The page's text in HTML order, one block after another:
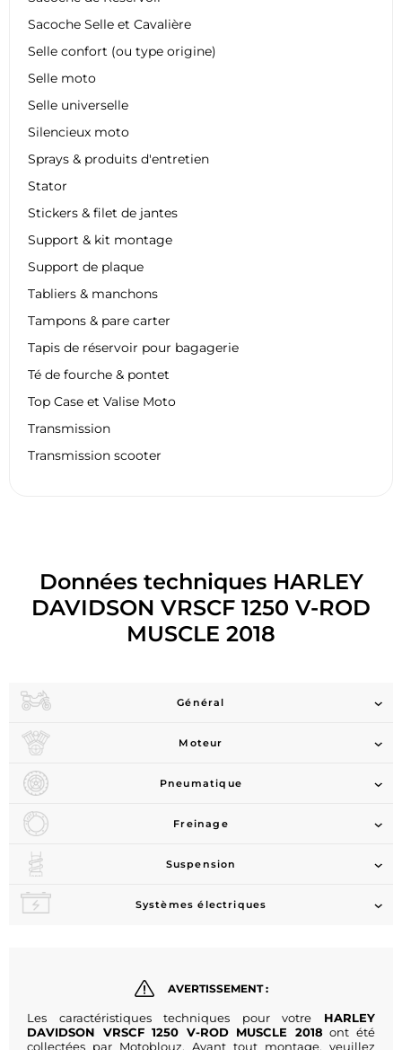
Sacoche Selle et Cavalière
Selle confort (ou type origine)
Selle moto
Selle universelle
Silencieux moto
Sprays & produits d'entretien
Stator
Stickers & filet de jantes
Support & kit montage
Support de plaque
Tabliers & manchons
Tampons & pare carter
Tapis de réservoir pour bagagerie
Té de fourche & pontet
Top Case et Valise Moto
Transmission
Transmission scooter
Données techniques HARLEY
DAVIDSON VRSCF 1250 V-ROD
MUSCLE 2018
Général
Moteur
Pneumatique
Freinage
Suspension
Systèmes électriques
AVERTISSEMENT :
Les caractéristiques techniques pour votre HARLEY
DAVIDSON VRSCF 1250 V-ROD MUSCLE 2018 ont été
collectées par Motoblouz. Avant tout montage, veuillez